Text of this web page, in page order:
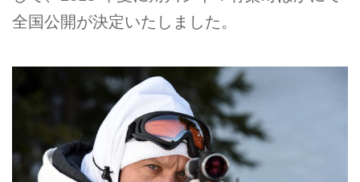
全国公開が決定いたしました。